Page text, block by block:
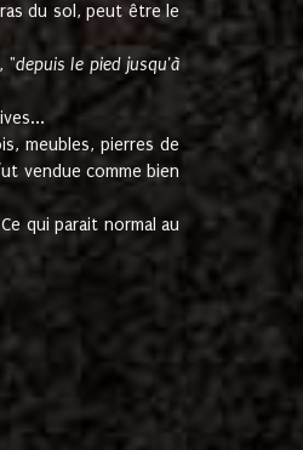
du sol, peut être le
"depuis le pied jusqu'à
meubles, pierres de
vendue comme bien
qui parait normal au